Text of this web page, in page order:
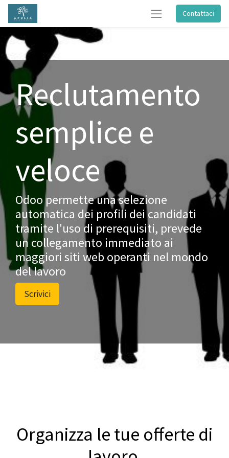
Contattaci
Reclutamento
semplice e
veloce
Odoo permette una selezione
automatica dei profili dei candidati
tramite l'uso di prerequisiti, prevede
un collegamento immediato ai
maggiori siti web operanti nel mondo
del lavoro
Scrivici
Organizza le tue offerte di